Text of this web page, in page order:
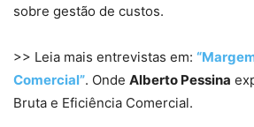
sobre gestão de custos.
>> Leia mais entrevistas em:
Comercial”. Onde Alberto Pessina
Bruta e Eficiência Comercial.